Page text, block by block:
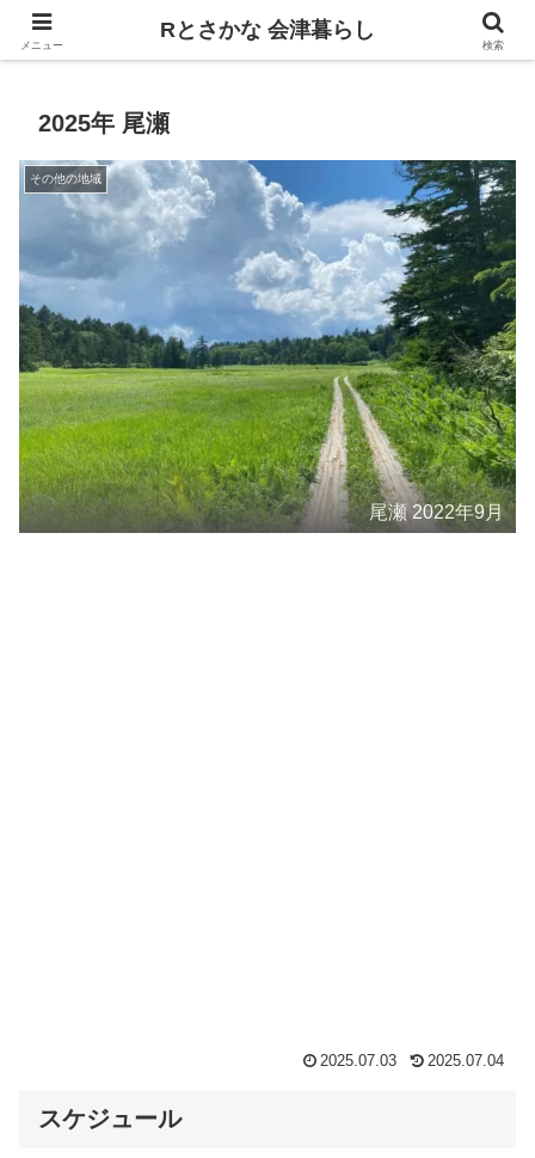
飲食、観光、イベント。食べて遊ぶ
2025年 尾瀬
その他の地域
尾瀬 2022年9月
2025.07.03 2025.07.04
スケジュール
メニュー
Rとさかな 会津暮らし
検索